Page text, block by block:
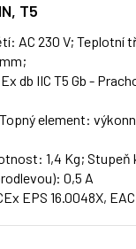
T5
AC 230 V; Teplotní
db IIC T5 Gb -
element:
1,4 Kg; Stupeň
0,5 A
EPS 16.0048X, EAC